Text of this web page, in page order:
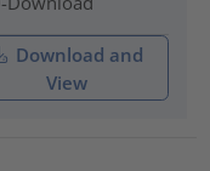
Download and
View